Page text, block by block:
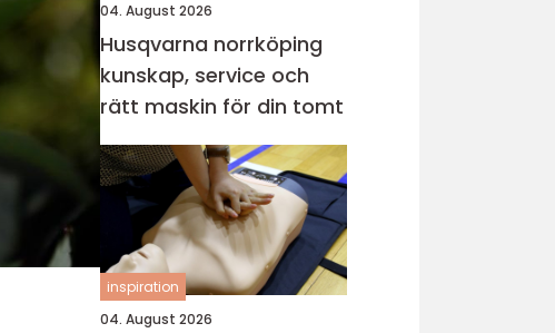
04. August 2026
Husqvarna norrköping
kunskap, service och
rätt maskin för din tomt
inspiration
04. August 2026